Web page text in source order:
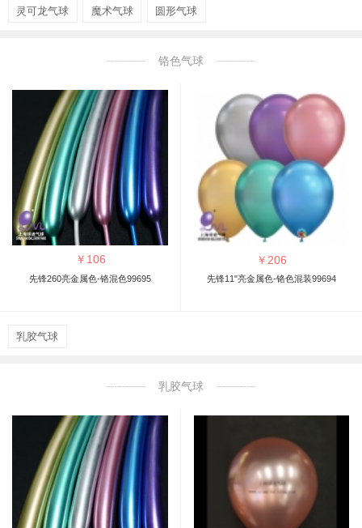
灵可龙气球 魔术气球 圆形气球
铬色气球
￥ 106
先锋260亮金属色-铬混色99695
￥ 206
先锋11"亮金属色-铬色混装99694
乳胶气球
乳胶气球